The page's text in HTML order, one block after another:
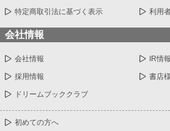
特定商取引法に基づく表示 利用
会社情報
会社情報 IR情報
採用情報 書店
ドリームブッククラブ
初めての方へ